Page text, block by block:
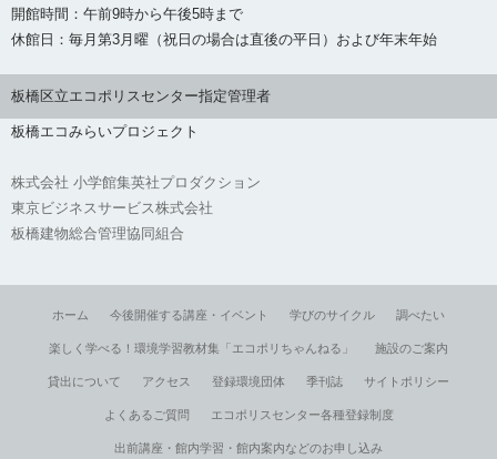
開館時間：午前9時から午後5時まで
休館日：毎月第3月曜（祝日の場合は直後の平日）および年末年始
板橋区立エコポリスセンター指定管理者
板橋エコみらいプロジェクト
株式会社 小学館集英社プロダクション
東京ビジネスサービス株式会社
板橋建物総合管理協同組合
ホーム 今後開催する講座・イベント 学びのサイクル 調べたい
楽しく学べる！環境学習教材集「エコポリちゃんねる」 施設のご案内
貸出について アクセス 登録環境団体 季刊誌 サイトポリシー
よくあるご質問 エコポリスセンター各種登録制度
出前講座・館内学習・館内案内などのお申し込み